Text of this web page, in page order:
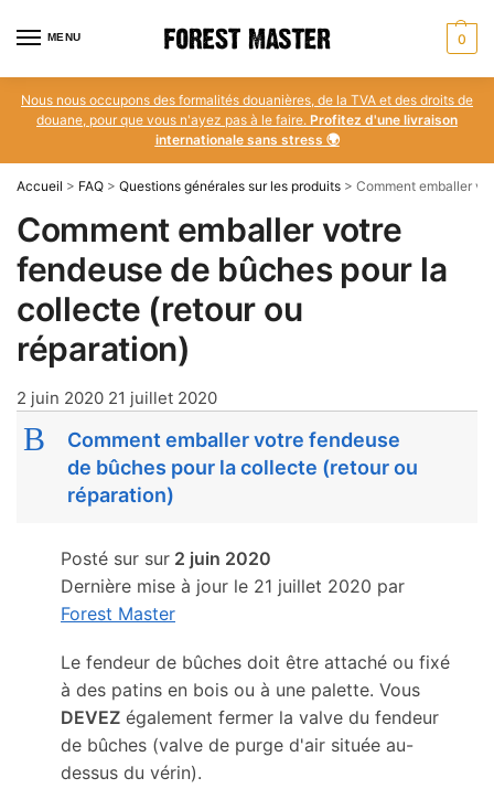
MENU 0
Nous nous occupons des formalités douanières, de la TVA et des droits de
douane, pour que vous n'ayez pas à le faire. Profitez d'une livraison
internationale sans stress 🌍
Accueil > FAQ > Questions générales sur les produits > Comment emballer
Comment emballer votre
fendeuse de bûches pour la
collecte (retour ou
réparation)
2 juin 2020 21 juillet 2020
B
Comment emballer votre fendeuse
de bûches pour la collecte (retour ou
réparation)
Posté sur sur 2 juin 2020
Dernière mise à jour le 21 juillet 2020 par
Forest Master
Le fendeur de bûches doit être attaché ou fixé
à des patins en bois ou à une palette. Vous
DEVEZ également fermer la valve du fendeur
de bûches (valve de purge d'air située au-
dessus du vérin).